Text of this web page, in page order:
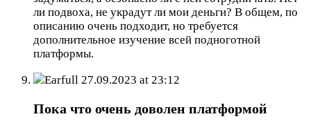
ли подвоха, не украдут ли мои деньги? В общем, по
описанию очень подходит, но требуется
дополнительное изучение всей подноготной
платформы.
Earfull 27.09.2023 at 23:12
Пока что очень доволен платформой